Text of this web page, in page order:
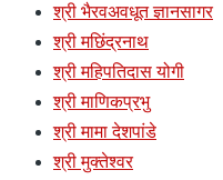
श्री भैरवअवधूत ज्ञानसागर
श्री मछिंद्रनाथ
श्री महिपतिदास योगी
श्री माणिकप्रभु
श्री मामा देशपांडे
श्री मुक्तेश्वर